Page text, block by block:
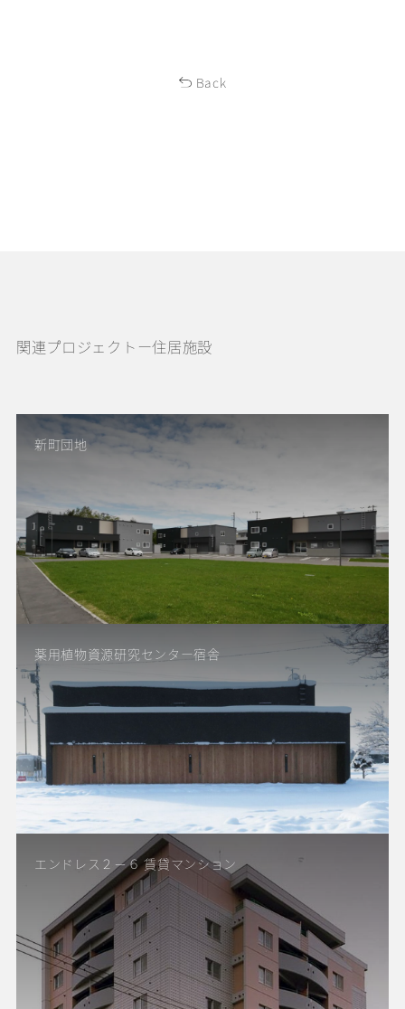
Back
関連プロジェクトー住居施設
新町団地
薬用植物資源研究センター宿舎
エンドレス２－６ 賃貸マンション